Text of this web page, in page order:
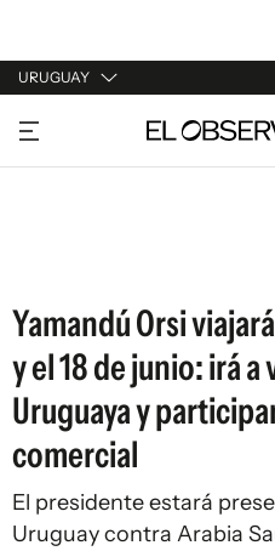
URUGUAY
URUGUAY
ARGENTINA
Yamandú Orsi
y el 18 de junio: irá a
Uruguaya y
comercial
El presidente estará
Uruguay contra Arabia